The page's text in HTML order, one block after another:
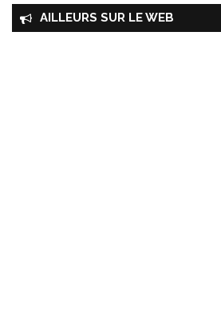
AILLEURS SUR LE WEB